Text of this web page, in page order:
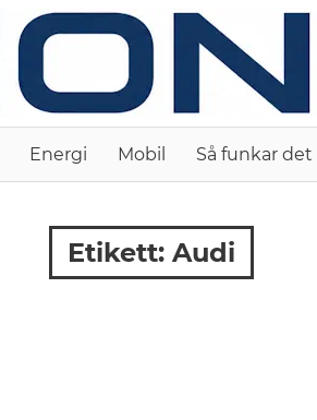
Energi Mobil Så funkar det
Etikett: Audi